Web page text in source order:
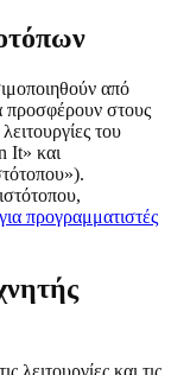
από
προσφέρουν στους
του
It» και
προγραμματιστές